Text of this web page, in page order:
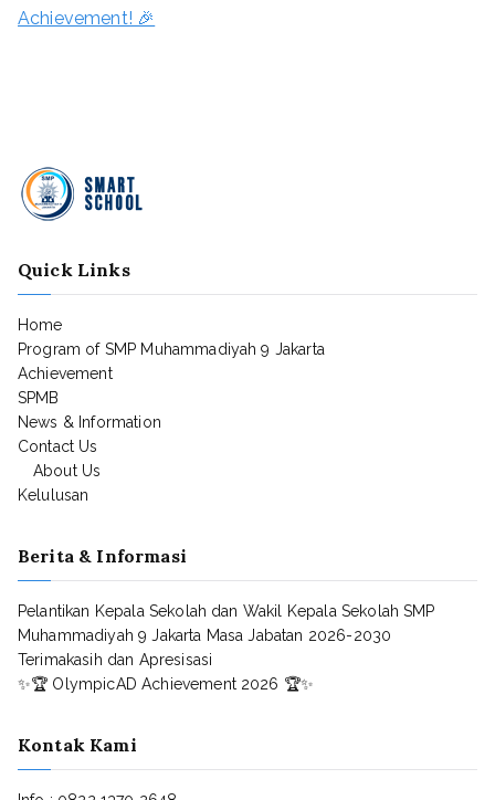
Achievement! 🎉
Quick Links
Home
Program of SMP Muhammadiyah 9 Jakarta
Achievement
SPMB
News & Information
Contact Us
About Us
Kelulusan
Berita & Informasi
Pelantikan Kepala Sekolah dan Wakil Kepala Sekolah SMP
Muhammadiyah 9 Jakarta Masa Jabatan 2026-2030
Terimakasih dan Apresisasi
✨🏆 OlympicAD Achievement 2026 🏆✨
Kontak Kami